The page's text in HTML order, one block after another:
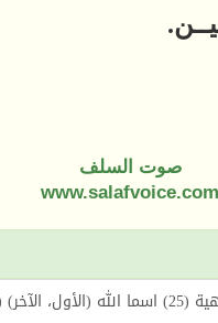
صوت السلف
www.salafvoice.com